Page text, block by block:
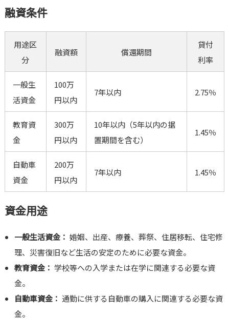
融資条件
用途区
分
融資額 償還期間
貸付
利率
一般生
活資金
100万
円以内
7年以内 2.75％
教育資
金
300万
円以内
10年以内（5年以内の据
置期間を含む）
1.45％
自動車
資金
200万
円以内
7年以内 1.45％
資金用途
一般生活資金： 婚姻、出産、療養、葬祭、住居移転、住宅修
理、災害復旧など生活の安定のために必要な資金。
教育資金： 学校等への入学または在学に関連する必要な資
金。
自動車資金： 通勤に供する自動車の購入に関連する必要な資
金。